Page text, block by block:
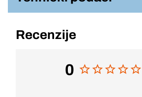
Recenzije
0